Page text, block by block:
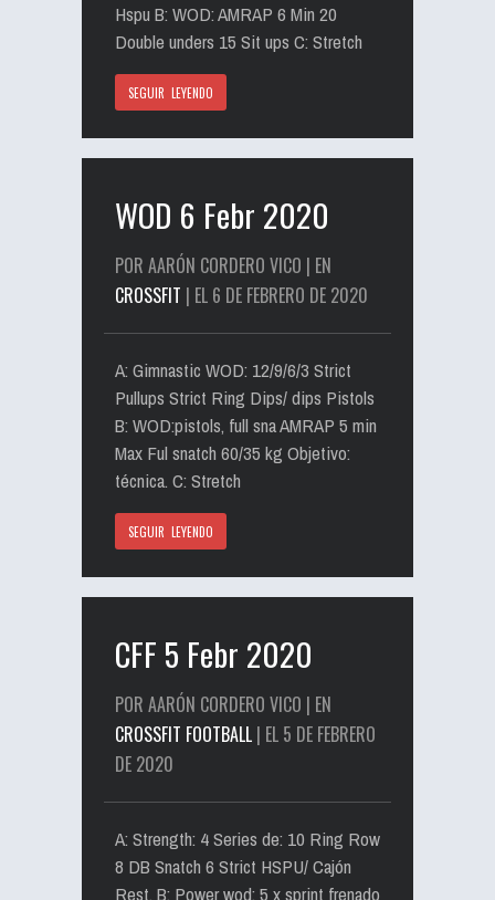
Hspu B: WOD: AMRAP 6 Min 20
Double unders 15 Sit ups C: Stretch
SEGUIR LEYENDO
WOD 6 Febr 2020
POR AARÓN CORDERO VICO | EN
CROSSFIT | EL 6 DE FEBRERO DE 2020
A: Gimnastic WOD: 12/9/6/3 Strict
Pullups Strict Ring Dips/ dips Pistols
B: WOD:pistols, full sna AMRAP 5 min
Max Ful snatch 60/35 kg Objetivo:
técnica. C: Stretch
SEGUIR LEYENDO
CFF 5 Febr 2020
POR AARÓN CORDERO VICO | EN
CROSSFIT FOOTBALL | EL 5 DE FEBRERO
DE 2020
A: Strength: 4 Series de: 10 Ring Row
8 DB Snatch 6 Strict HSPU/ Cajón
Rest. B: Power wod: 5 x sprint frenado